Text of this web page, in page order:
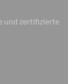
und zertifizierte